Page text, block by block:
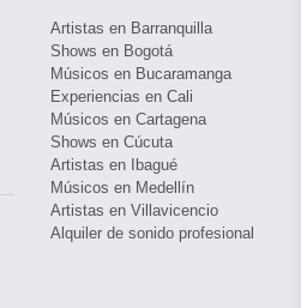
Artistas en Barranquilla
Shows en Bogotá
Músicos en Bucaramanga
Experiencias en Cali
Músicos en Cartagena
Shows en Cúcuta
Artistas en Ibagué
Músicos en Medellín
Artistas en Villavicencio
Alquiler de sonido profesional